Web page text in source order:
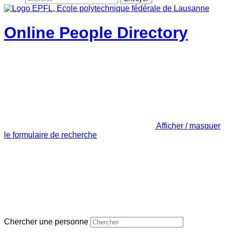
Online People Directory
Afficher / masquer
le formulaire de recherche
Chercher une personne